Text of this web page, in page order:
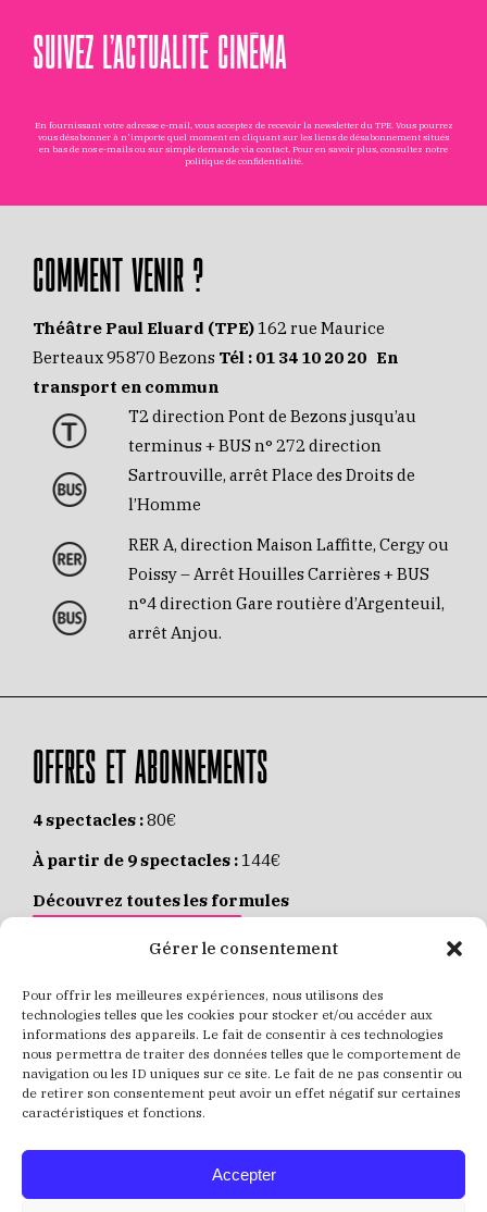
Gérer le consentement
Pour offrir les meilleures expériences, nous utilisons des
technologies telles que les cookies pour stocker et/ou accéder aux
informations des appareils. Le fait de consentir à ces technologies
nous permettra de traiter des données telles que le comportement de
navigation ou les ID uniques sur ce site. Le fait de ne pas consentir ou
de retirer son consentement peut avoir un effet négatif sur certaines
caractéristiques et fonctions.
Accepter
SUIVEZ L’ACTUALITÉ CINÉMA
En fournissant votre adresse e-mail, vous acceptez de recevoir la newsletter du TPE. Vous pourrez
vous désabonner à n'importe quel moment en cliquant sur les liens de désabonnement situés
en bas de nos e-mails ou sur simple demande via contact. Pour en savoir plus, consultez notre
politique de confidentialité.
COMMENT VENIR ?
Théâtre Paul Eluard (TPE) 162 rue Maurice
Berteaux 95870 Bezons Tél : 01 34 10 20 20 En
transport en commun
T2 direction Pont de Bezons jusqu’au
terminus + BUS n° 272 direction
Sartrouville, arrêt Place des Droits de
l’Homme
RER A, direction Maison Laffitte, Cergy ou
Poissy – Arrêt Houilles Carrières + BUS
n°4 direction Gare routière d’Argenteuil,
arrêt Anjou.
OFFRES ET ABONNEMENTS
4 spectacles :80€
À partir de 9 spectacles : 144€
Découvrez toutes les formules
JE M’ABONNE EN LIGNE
Places individuelles :de 8 à 35€
Achetez vos places
JE RÉSERVE MES PLACES